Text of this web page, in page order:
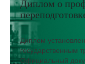
Диплом о
Диплом
государственным
Официальный